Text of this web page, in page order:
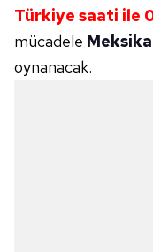
Türkiye saati ile
mücadele Meksika
oynanacak.